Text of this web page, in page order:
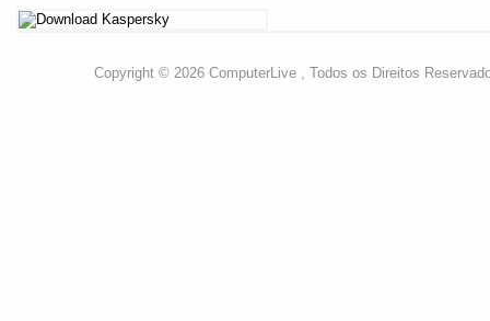
Copyright © 2026 ComputerLive , Todos os Direitos